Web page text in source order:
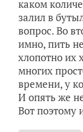
каком
залил в
вопрос. Во
имно, пить
хлопотно их
многих
времени, у
И опять же
Вот поэтому